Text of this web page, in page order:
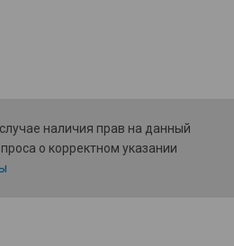
наличия прав на данный
о корректном указании